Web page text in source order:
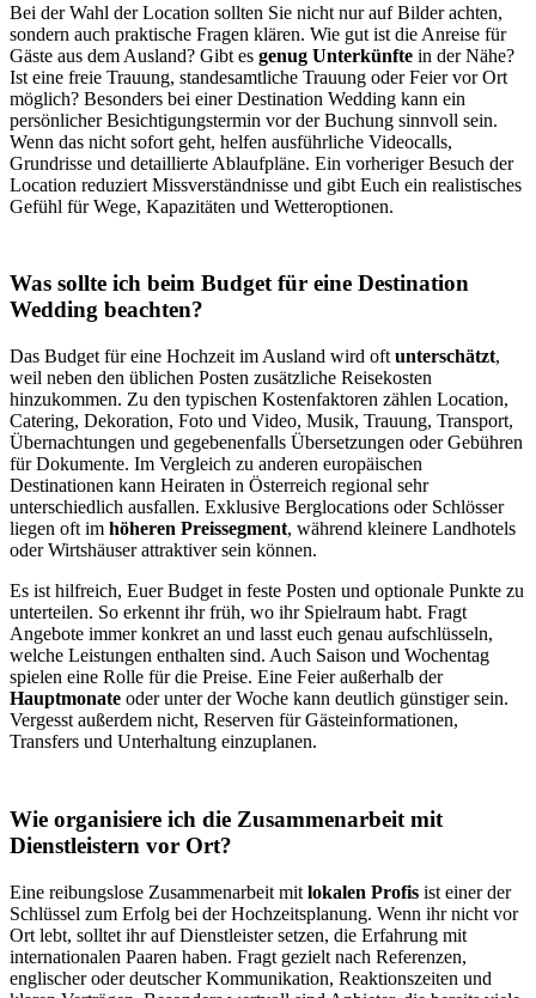
Bei der Wahl der Location sollten Sie nicht nur auf Bilder achten,
sondern auch praktische Fragen klären. Wie gut ist die Anreise für
Gäste aus dem Ausland? Gibt es genug Unterkünfte in der Nähe?
Ist eine freie Trauung, standesamtliche Trauung oder Feier vor Ort
möglich? Besonders bei einer Destination Wedding kann ein
persönlicher Besichtigungstermin vor der Buchung sinnvoll sein.
Wenn das nicht sofort geht, helfen ausführliche Videocalls,
Grundrisse und detaillierte Ablaufpläne. Ein vorheriger Besuch der
Location reduziert Missverständnisse und gibt Euch ein realistisches
Gefühl für Wege, Kapazitäten und Wetteroptionen.
Was sollte ich beim Budget für eine Destination
Wedding beachten?
Das Budget für eine Hochzeit im Ausland wird oft unterschätzt,
weil neben den üblichen Posten zusätzliche Reisekosten
hinzukommen. Zu den typischen Kostenfaktoren zählen Location,
Catering, Dekoration, Foto und Video, Musik, Trauung, Transport,
Übernachtungen und gegebenenfalls Übersetzungen oder Gebühren
für Dokumente. Im Vergleich zu anderen europäischen
Destinationen kann Heiraten in Österreich regional sehr
unterschiedlich ausfallen. Exklusive Berglocations oder Schlösser
liegen oft im höheren Preissegment, während kleinere Landhotels
oder Wirtshäuser attraktiver sein können.
Es ist hilfreich, Euer Budget in feste Posten und optionale Punkte zu
unterteilen. So erkennt ihr früh, wo ihr Spielraum habt. Fragt
Angebote immer konkret an und lasst euch genau aufschlüsseln,
welche Leistungen enthalten sind. Auch Saison und Wochentag
spielen eine Rolle für die Preise. Eine Feier außerhalb der
Hauptmonate oder unter der Woche kann deutlich günstiger sein.
Vergesst außerdem nicht, Reserven für Gästeinformationen,
Transfers und Unterhaltung einzuplanen.
Wie organisiere ich die Zusammenarbeit mit
Dienstleistern vor Ort?
Eine reibungslose Zusammenarbeit mit lokalen Profis ist einer der
Schlüssel zum Erfolg bei der Hochzeitsplanung. Wenn ihr nicht vor
Ort lebt, solltet ihr auf Dienstleister setzen, die Erfahrung mit
internationalen Paaren haben. Fragt gezielt nach Referenzen,
englischer oder deutscher Kommunikation, Reaktionszeiten und